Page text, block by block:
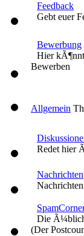
Feedback
Gebt euer
Bewerbung
Hier
Bewerben
Allgemein
Redet hier
Nachrichten
Die
(Der